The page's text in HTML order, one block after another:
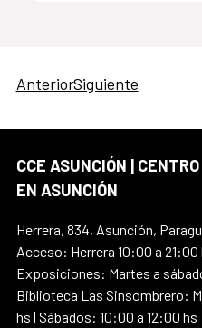
AnteriorSiguiente
CCE ASUNCIÓN |
EN ASUNCIÓN
Herrera, 834, Asunción,
Acceso: Herrera 10:00 a 21:00
Exposiciones: Martes a
Biblioteca Las Sinsombrero:
hs | Sábados: 10:00 a 12:00 hs